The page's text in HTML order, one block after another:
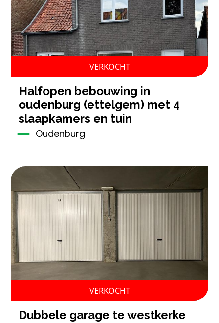
VERKOCHT
halfopen bebouwing in
oudenburg (ettelgem) met 4
slaapkamers en tuin
Oudenburg
VERKOCHT
dubbele garage te westkerke